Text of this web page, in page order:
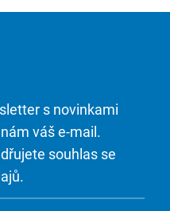
s novinkami
váš e-mail.
souhlas se